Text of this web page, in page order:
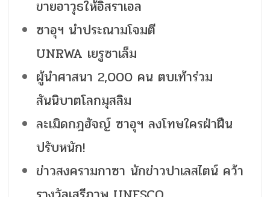
ขายอาวุธให้อิสราเอล
ซาอุฯ นำประณามโจมตี
UNRWA เยรูซาเล็ม
ผู้นำศาสนา 2,000 คน ตบเท้าร่วม
สันนิบาตโลกมุสลิม
ละเมิดกฎฮัจญ์ ซาอุฯ ลงโทษใครฝ่าฝืน
ปรับหนัก!
ข่าวสงครามกาซา นักข่าวปาเลสไตน์ คว้า